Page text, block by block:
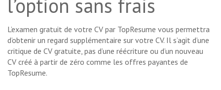
l’option sans frais
L’examen gratuit de votre CV par TopResume vous permettra
d’obtenir un regard supplémentaire sur votre CV. Il s’agit d’une
critique de CV gratuite, pas d’une réécriture ou d’un nouveau
CV créé à partir de zéro comme les offres payantes de
TopResume.